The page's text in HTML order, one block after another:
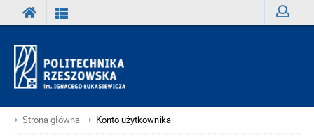
Strona główna Konto użytkownika